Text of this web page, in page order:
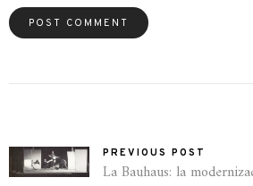
PREVIOUS POST
La Bauhaus: la